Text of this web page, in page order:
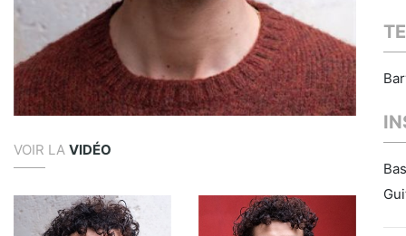
VOIR LA VIDÉO